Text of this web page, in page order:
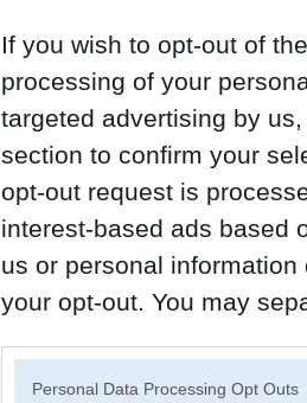
If you wish to opt-out of
processing of your
targeted advertising by
section to confirm your
opt-out request is
interest-based ads based
us or personal
your opt-out. You may
Personal Data Processing Opt Outs